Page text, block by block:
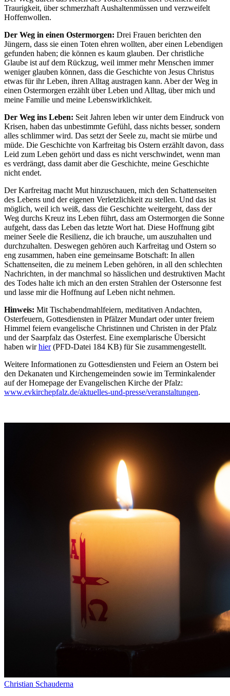
Traurigkeit, über schmerzhaft Aushaltenmüssen und verzweifelt
Hoffenwollen.
Der Weg in einen Ostermorgen: Drei Frauen berichten den
Jüngern, dass sie einen Toten ehren wollten, aber einen Lebendigen
gefunden haben; die können es kaum glauben. Der christliche
Glaube ist auf dem Rückzug, weil immer mehr Menschen immer
weniger glauben können, dass die Geschichte von Jesus Christus
etwas für ihr Leben, ihren Alltag austragen kann. Aber der Weg in
einen Ostermorgen erzählt über Leben und Alltag, über mich und
meine Familie und meine Lebenswirklichkeit.
Der Weg ins Leben: Seit Jahren leben wir unter dem Eindruck von
Krisen, haben das unbestimmte Gefühl, dass nichts besser, sondern
alles schlimmer wird. Das setzt der Seele zu, macht sie mürbe und
müde. Die Geschichte von Karfreitag bis Ostern erzählt davon, dass
Leid zum Leben gehört und dass es nicht verschwindet, wenn man
es verdrängt, dass damit aber die Geschichte, meine Geschichte
nicht endet.
Der Karfreitag macht Mut hinzuschauen, mich den Schattenseiten
des Lebens und der eigenen Verletzlichkeit zu stellen. Und das ist
möglich, weil ich weiß, dass die Geschichte weitergeht, dass der
Weg durchs Kreuz ins Leben führt, dass am Ostermorgen die Sonne
aufgeht, dass das Leben das letzte Wort hat. Diese Hoffnung gibt
meiner Seele die Resilienz, die ich brauche, um auszuhalten und
durchzuhalten. Deswegen gehören auch Karfreitag und Ostern so
eng zusammen, haben eine gemeinsame Botschaft: In allen
Schattenseiten, die zu meinem Leben gehören, in all den schlechten
Nachrichten, in der manchmal so hässlichen und destruktiven Macht
des Todes halte ich mich an den ersten Strahlen der Ostersonne fest
und lasse mir die Hoffnung auf Leben nicht nehmen.
Hinweis: Mit Tischabendmahlfeiern, meditativen Andachten,
Osterfeuern, Gottesdiensten in Pfälzer Mundart oder unter freiem
Himmel feiern evangelische Christinnen und Christen in der Pfalz
und der Saarpfalz das Osterfest. Eine exemplarische Übersicht
haben wirhier(PFD-Datei 184 KB) für Sie zusammengestellt.
Weitere Informationen zu Gottesdiensten und Feiern an Ostern bei
den Dekanaten und Kirchengemeinden sowie im Terminkalender
auf der Homepage der Evangelischen Kirche der Pfalz:
www.evkirchepfalz.de/aktuelles-und-presse/veranstaltungen.
Christian Schauderna